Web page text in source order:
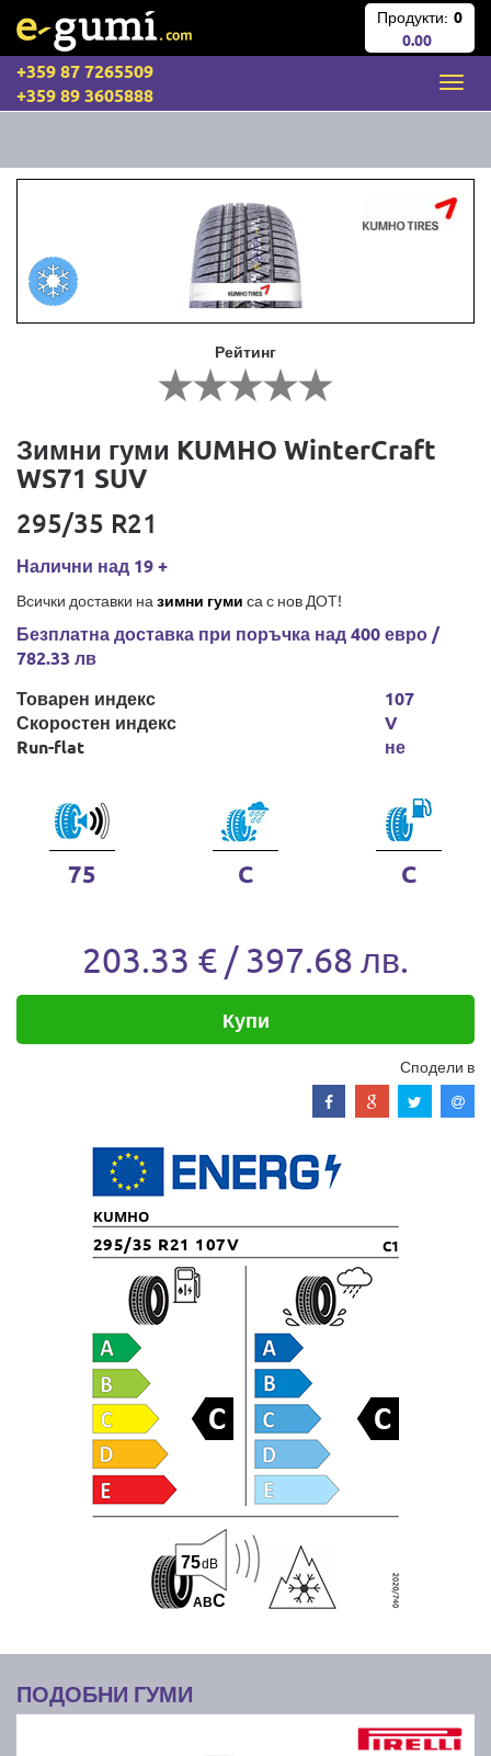
Продукти: 0
0.00
+359 87 7265509
+359 89 3605888
Рейтинг
Зимни гуми KUMHO WinterCraft
WS71 SUV
295/35 R21
Налични над 19 +
Всички доставки на зимни гуми са с нов ДОТ!
Безплатна доставка при поръчка над 400 евро /
782.33 лв
Товарен индекс
Скоростен индекс
Run-flat
107
V
не
75 C C
203.33 € / 397.68 лв.
Купи
Сподели в
KUMHO
295/35 R21 107V C1
ABC
75dB
ПОДОБНИ ГУМИ